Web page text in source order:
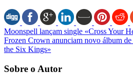
Moonspell lançam single «Cross Your
Frozen Crown anunciam novo álbum
the Six Kings»
Sobre o Autor